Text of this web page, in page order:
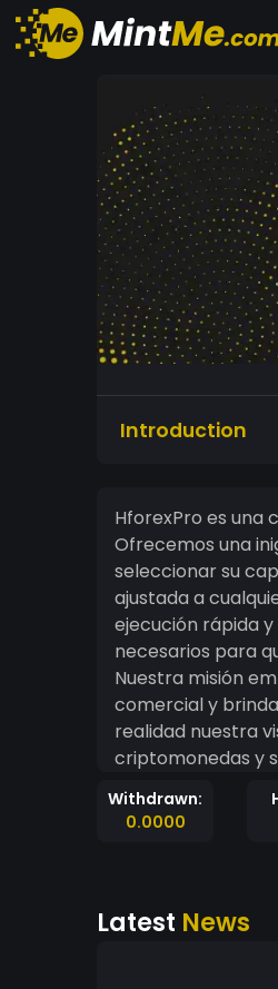
Introduction
HforexPro es una
Ofrecemos una
seleccionar su
ajustada a
ejecución rápida y fácil. HforexPro ofrece todas las herramientas,
necesarios para
Nuestra misión
comercial y
realidad nuestra
criptomonedas y
pago puntual de las utilidades a
plenamente los
inversión,
Withdrawn:
0.0000
Latest News